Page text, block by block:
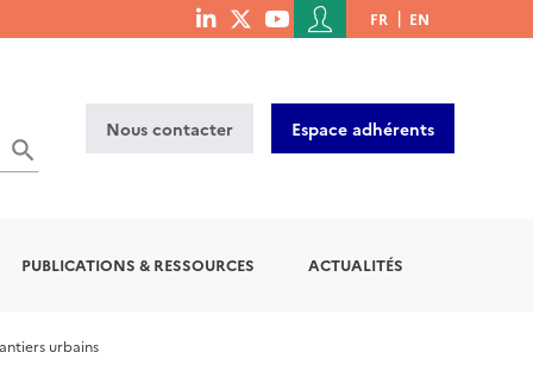
menu
Menu
du
de
l'utilisateur
FR EN
Nous contacter Espace adhérents
PUBLICATIONS & RESSOURCES ACTUALITÉS
urbains